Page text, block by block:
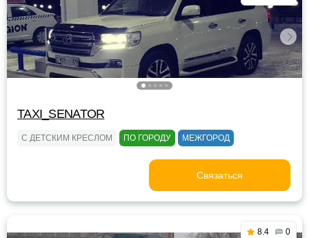
TAXI_SENATOR
С ДЕТСКИМ КРЕСЛОМ ПО ГОРОДУ МЕЖГОРОД
Связаться
8.4 0